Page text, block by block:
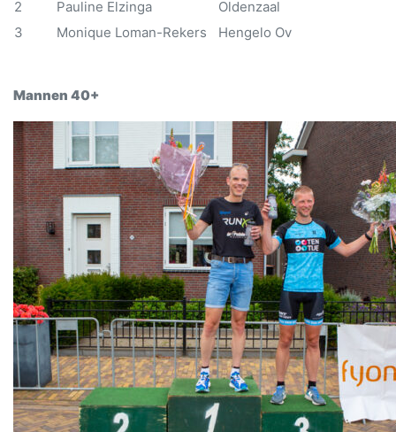
2
Pauline Elzinga
Oldenzaal
3
Monique Loman-Rekers Hengelo Ov
Mannen 40+